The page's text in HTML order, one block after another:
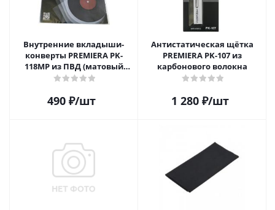
Внутренние вкладыши-
конверты PREMIERA PK-
118MP из ПВД (матовый
пластик) для 12" виниловых
490 ₽/шт
Антистатическая щётка
PREMIERA PK-107 из
карбонового волокна
1 280₽/шт